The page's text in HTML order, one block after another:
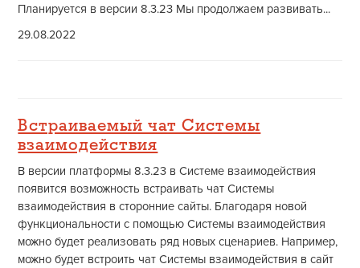
Планируется в версии 8.3.23 Мы продолжаем развивать...
29.08.2022
Встраиваемый чат Системы
взаимодействия
В версии платформы 8.3.23 в Системе взаимодействия
появится возможность встраивать чат Системы
взаимодействия в сторонние сайты. Благодаря новой
функциональности с помощью Системы взаимодействия
можно будет реализовать ряд новых сценариев. Например,
можно будет встроить чат Системы взаимодействия в сайт